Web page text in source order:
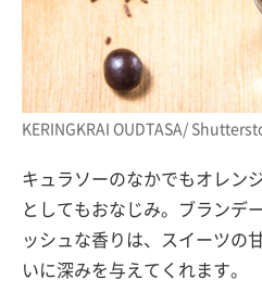
KERINGKRAI OUDTASA/
キュラソーのなかでもオレン
としてもおなじみ。ブランデ
ッシュな香りは、スイーツの
いに深みを与えてくれます。